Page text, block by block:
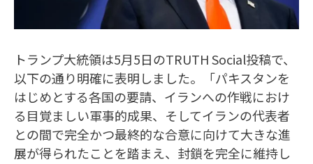
トランプ大統領は5月5日のTRUTH Social投稿で、
以下の通り明確に表明しました。「パキスタンを
はじめとする各国の要請、イランへの作戦におけ
る目覚ましい軍事的成果、そしてイランの代表者
との間で完全かつ最終的な合意に向けて大きな進
展が得られたことを踏まえ、封鎖を完全に維持し